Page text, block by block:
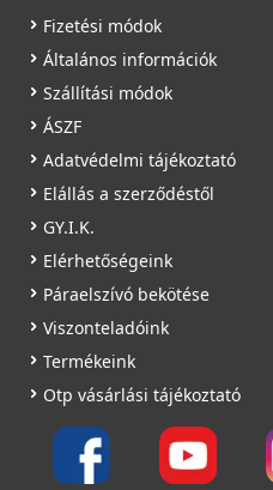
Fizetési módok
Általános információk
Szállítási módok
ÁSZF
Adatvédelmi tájékoztató
Elállás a szerződéstől
GY.I.K.
Elérhetőségeink
Páraelszívó bekötése
Viszonteladóink
Termékeink
Otp vásárlási tájékoztató